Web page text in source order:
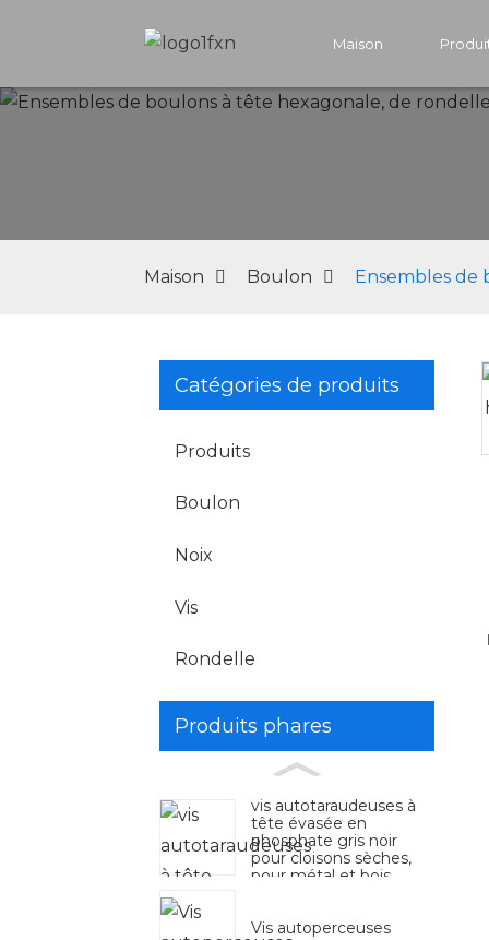
Maison
Maison Boulon Ensembles de
Catégories de produits
Produits
Boulon
Noix
Vis
Rondelle
Produits phares
vis autotaraudeuses à
tête évasée en
phosphate gris noir
pour cloisons sèches,
pour métal et bois
Vis autoperceuses
Loading...
Loading...